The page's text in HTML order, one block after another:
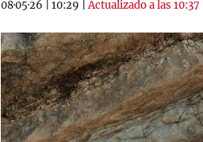
08·05·26 10:29 |Actualizado a las 10:37